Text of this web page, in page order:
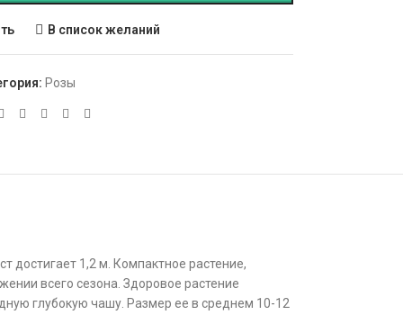
В список желаний
Розы
достигает 1,2 м. Компактное растение,
всего сезона. Здоровое растение
глубокую чашу. Размер ее в среднем 10-12